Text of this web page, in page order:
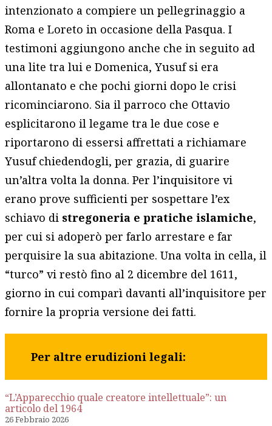
intenzionato a compiere un pellegrinaggio a
Roma e Loreto in occasione della Pasqua. I
testimoni aggiungono anche che in seguito ad
una lite tra lui e Domenica, Yusuf si era
allontanato e che pochi giorni dopo le crisi
ricominciarono. Sia il parroco che Ottavio
esplicitarono il legame tra le due cose e
riportarono di essersi affrettati a richiamare
Yusuf chiedendogli, per grazia, di guarire
un’altra volta la donna. Per l’inquisitore vi
erano prove sufficienti per sospettare l’ex
schiavo di stregoneria e pratiche islamiche,
per cui si adoperò per farlo arrestare e far
perquisire la sua abitazione. Una volta in cella, il
“turco” vi restò fino al 2 dicembre del 1611,
giorno in cui comparì davanti all’inquisitore per
fornire la propria versione dei fatti.
Per altre erudizioni legali:
“L’Apparecchio quale creatore intellettuale”: un
articolo del 1964
26 Febbraio 2026